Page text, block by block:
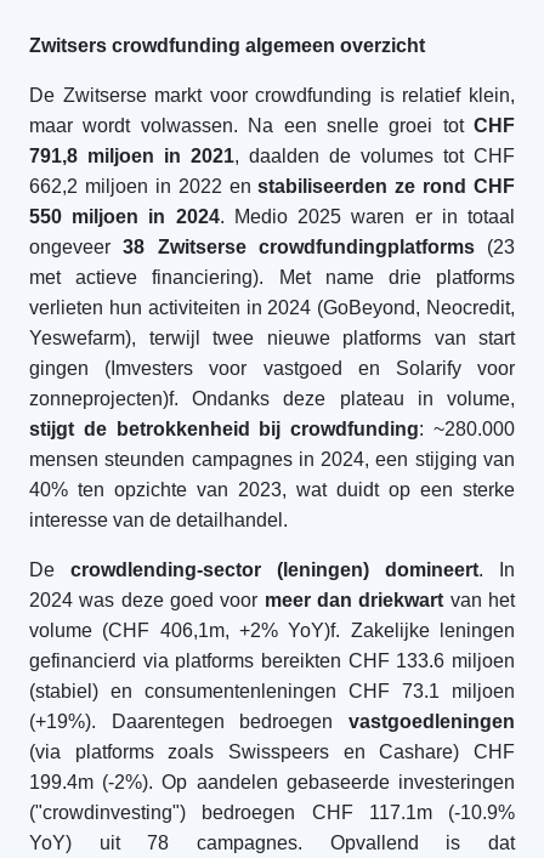
Zwitsers crowdfunding algemeen overzicht
De Zwitserse markt voor crowdfunding is relatief klein,
maar wordt volwassen. Na een snelle groei tot CHF
791,8 miljoen in 2021, daalden de volumes tot CHF
662,2 miljoen in 2022 enstabiliseerden ze rond CHF
550 miljoen in 2024. Medio 2025 waren er in totaal
ongeveer38 Zwitserse crowdfundingplatforms(23
met actieve financiering). Met name drie platforms
verlieten hun activiteiten in 2024 (GoBeyond, Neocredit,
Yeswefarm), terwijl twee nieuwe platforms van start
gingen (Imvesters voor vastgoed en Solarify voor
zonneprojecten)f. Ondanks deze plateau in volume,
stijgt de betrokkenheid bij crowdfunding: ~280.000
mensen steunden campagnes in 2024, een stijging van
40% ten opzichte van 2023, wat duidt op een sterke
interesse van de detailhandel.
De crowdlending-sector (leningen) domineert. In
2024 was deze goed voor meer dan driekwart van het
volume (CHF 406,1m, +2% YoY)f. Zakelijke leningen
gefinancierd via platforms bereikten CHF 133.6 miljoen
(stabiel) en consumentenleningen CHF 73.1 miljoen
(+19%). Daarentegen bedroegen vastgoedleningen
(via platforms zoals Swisspeers en Cashare) CHF
199.4m (-2%). Op aandelen gebaseerde investeringen
("crowdinvesting") bedroegen CHF 117.1m (-10.9%
YoY) uit 78 campagnes. Opvallend is dat